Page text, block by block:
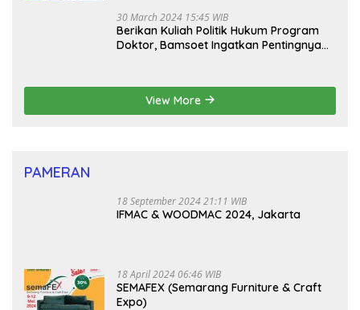
30 March 2024 15:45 WIB
Berikan Kuliah Politik Hukum Program
Doktor, Bamsoet Ingatkan Pentingnya
View More
PAMERAN
18 September 2024 21:11 WIB
IFMAC & WOODMAC 2024, Jakarta
18 April 2024 06:46 WIB
SEMAFEX (Semarang Furniture & Craft
Expo)